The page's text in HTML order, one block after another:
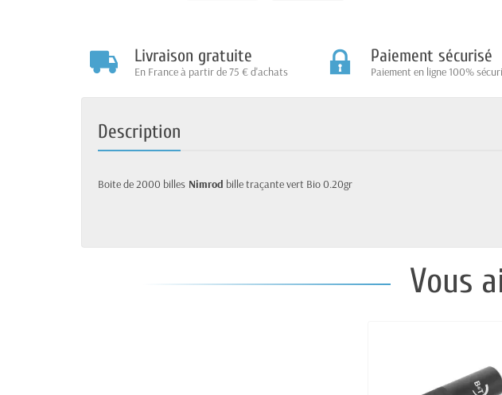
Livraison gratuite
En France à partir de 75 € d'achats
Paiement sécurisé
Paiement en ligne 100%
Description
Boite de 2000 billes Nimrod bille traçante vert Bio 0.20gr
Vous